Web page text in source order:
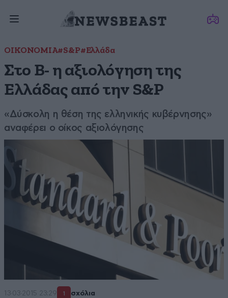
ΟΙΚΟΝΟΜΙΑ#S&P#Ελλάδα
Στο B- η αξιολόγηση της
Ελλάδας από την S&P
«Δύσκολη η θέση της ελληνικής κυβέρνησης»
αναφέρει ο οίκος αξιολόγησης
13·03·2015 23:29 1 σχόλια